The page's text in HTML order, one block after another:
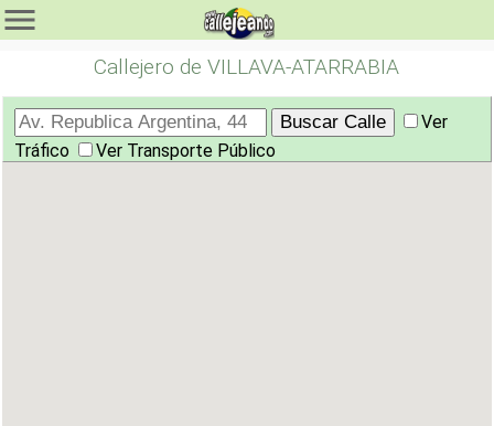
Callejero de VILLAVA-ATARRABIA
Ver
Tráfico
Ver Transporte Público